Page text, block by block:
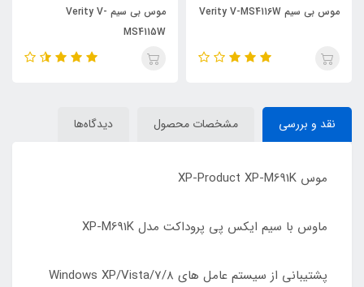
موس بی سیم Verity V-MS4116W
موس بی سیم Verity V-
MS4115W
نقد و بررسی مشخصات محصول دیدگاه‌ها
موس XP-Product XP-M691K
ماوس با سیم ایکس پی پروداکت مدل XP-M691K
پشتیبانی از سیستم عامل های Windows XP/Vista/7/8